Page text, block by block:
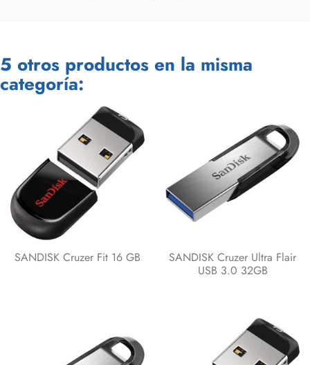
5 otros productos en la misma
categoría:
SANDISK Cruzer Fit 16 GB
SANDISK Cruzer Ultra Flair
USB 3.0 32GB